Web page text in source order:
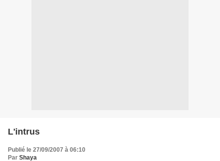
L'intrus
Publié le 27/09/2007 à 06:10
Par Shaya